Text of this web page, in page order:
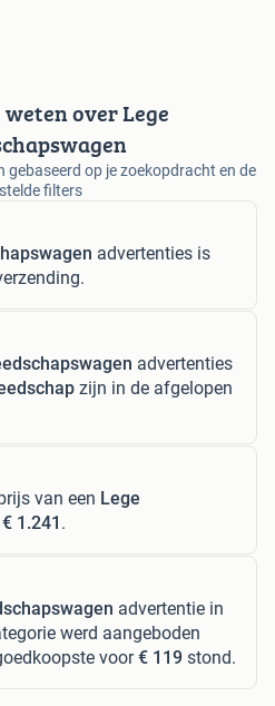
over Lege
gebaseerd op je zoekopdracht en de
filters
advertenties is
advertenties
zijn in de afgelopen
van een Lege
€ 1.241 .
advertentie in
werd aangeboden
voor€ 119 stond.